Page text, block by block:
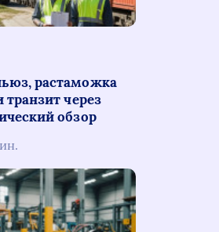
растаможка
транзит через
обзор